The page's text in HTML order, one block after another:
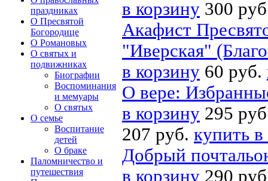
праздниках
О Пресвятой
Богородице
О Романовых
О святых и
подвижниках
Биографии
Воспоминания
и мемуары
О святых
О семье
Воспитание
детей
О браке
Паломничество и
путешествия
в корзину 300
Акафист
"Иверская"
в корзину 60 руб.
О вере:
в корзину 295
207 руб. купить
Добрый
в корзину 290